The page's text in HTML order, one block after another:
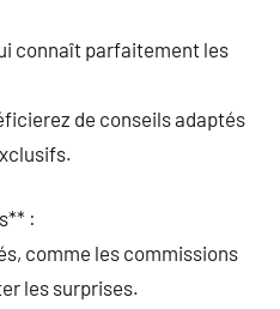
connaît parfaitement les
de conseils adaptés
:
comme les commissions
les surprises.